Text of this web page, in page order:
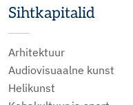
Sihtkapitalid
Arhitektuur
Audiovisuaalne kunst
Helikunst